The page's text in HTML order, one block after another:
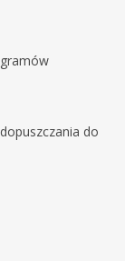
do